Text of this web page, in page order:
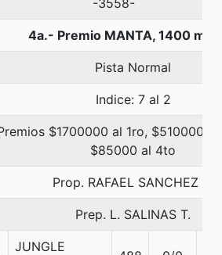
-3558-
4a.- Premio MANTA, 1400
Pista Normal
Indice: 7 al 2
$1700000 al 1ro, $510000
$85000 al 4to
Prop. RAFAEL SANCHEZ A.
Prep. L. SALINAS T.
JUNGLE